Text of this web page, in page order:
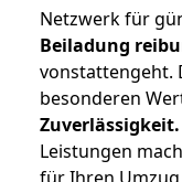
Netzwerk für
Beiladung
vonstattengeht.
besonderen
Zuverlässigkeit.
Leistungen